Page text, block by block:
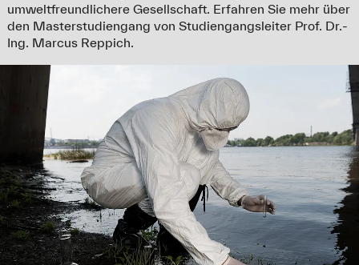
umweltfreundlichere Gesellschaft. Erfahren Sie mehr über
den Masterstudiengang von Studiengangsleiter Prof. Dr.-
Ing. Marcus Reppich.